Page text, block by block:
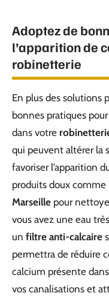
Adoptez de
l’apparition de
robinetterie
En plus des solutions
bonnes pratiques
dans votre
qui peuvent altérer la
favoriser l’apparition
produits doux comme
Marseille pour
vous avez une eau
un filtre anti-calcaire
permettra de réduire
calcium présente dans
vos canalisations et